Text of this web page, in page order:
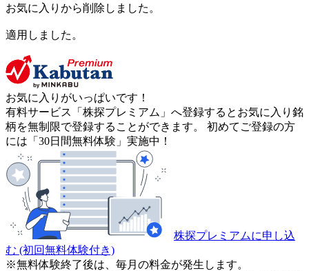
お気に入りから削除しました。
適用しました。
お気に入りがいっぱいです！
有料サービス「株探プレミアム」へ登録するとお気に入り銘
柄を無制限で登録することができます。 初めてご登録の方
には「30日間無料体験」実施中！
株探プレミアムに申し込
む (初回無料体験付き)
※無料体験終了後は、毎月の料金が発生します。